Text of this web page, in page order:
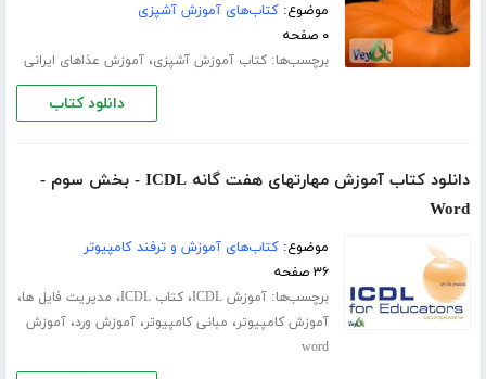
موضوع:کتاب‌های آموزش آشپزی
۰ صفحه
برچسب‌ها:کتاب آموزش آشپزی،آموزش عذاهای ایرانی
دانلود کتاب
دانلود کتاب آموزش مهارتهای هفت گانه ICDL - بخش سوم -
Word
موضوع:کتاب‌های آموزش و ترفند کامپیوتر
۳۶ صفحه
برچسب‌ها:آموزش ICDL ،کتاب ICDL ، مدیریت فایل ها،
آموزش کامپیوتر، مبانی کامپیوتر،آموزش ورد،آموزش
word